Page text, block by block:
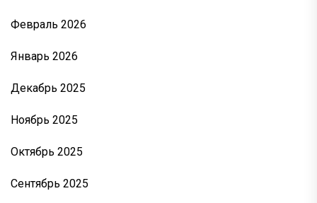
Февраль 2026
Январь 2026
Декабрь 2025
Ноябрь 2025
Октябрь 2025
Сентябрь 2025